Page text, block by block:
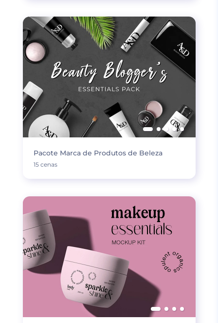
Pacote Marca de Produtos de Beleza
15 cenas